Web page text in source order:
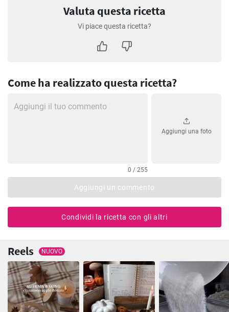
Valuta questa ricetta
Vi piace questa ricetta?
Come ha realizzato questa ricetta?
0 / 255
Aggiungi una foto
Aggiungi un commento
Condividi la ricetta con gli altri
Reels NUOVO